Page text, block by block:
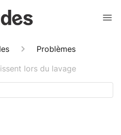
Problèmes
lors du lavage